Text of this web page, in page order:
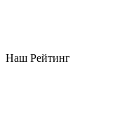
Наш Рейтинг